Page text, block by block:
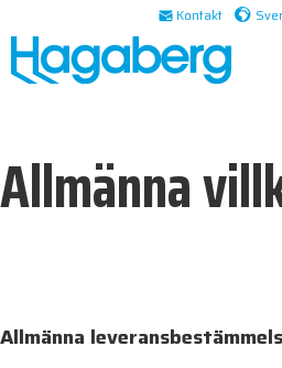
to
primary
to
main
to
footer
Kontakt
Allmänna
Allmänna